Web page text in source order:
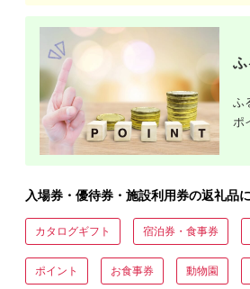
ンライン ネット 電話
ふ
ふ
ポ
入場券・優待券・施設利用券の返礼品
カタログギフト 宿泊券・食事券
ポイント お食事券 動物園